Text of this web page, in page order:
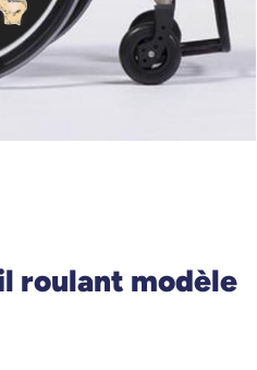
roulant modèle